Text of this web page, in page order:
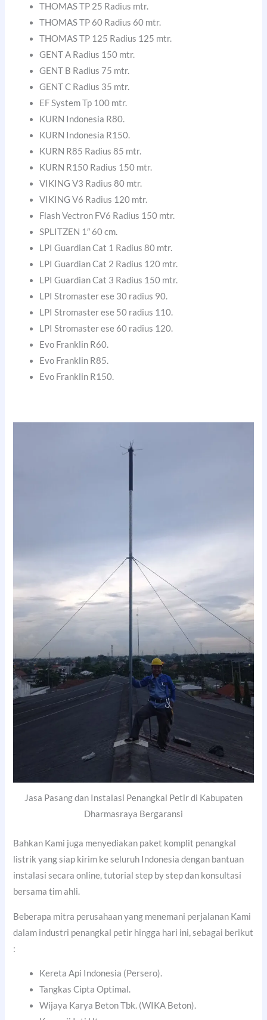
THOMAS TP 25 Radius mtr.
THOMAS TP 60 Radius 60 mtr.
THOMAS TP 125 Radius 125 mtr.
GENT A Radius 150 mtr.
GENT B Radius 75 mtr.
GENT C Radius 35 mtr.
EF System Tp 100 mtr.
KURN Indonesia R80.
KURN Indonesia R150.
KURN R85 Radius 85 mtr.
KURN R150 Radius 150 mtr.
VIKING V3 Radius 80 mtr.
VIKING V6 Radius 120 mtr.
Flash Vectron FV6 Radius 150 mtr.
SPLITZEN 1″ 60 cm.
LPI Guardian Cat 1 Radius 80 mtr.
LPI Guardian Cat 2 Radius 120 mtr.
LPI Guardian Cat 3 Radius 150 mtr.
LPI Stromaster ese 30 radius 90.
LPI Stromaster ese 50 radius 110.
LPI Stromaster ese 60 radius 120.
Evo Franklin R60.
Evo Franklin R85.
Evo Franklin R150.
Jasa Pasang dan Instalasi Penangkal Petir di Kabupaten
Dharmasraya Bergaransi
Bahkan Kami juga menyediakan paket komplit penangkal
listrik yang siap kirim ke seluruh Indonesia dengan bantuan
instalasi secara online, tutorial step by step dan konsultasi
bersama tim ahli.
Beberapa mitra perusahaan yang menemani perjalanan Kami
dalam industri penangkal petir hingga hari ini, sebagai berikut
:
Kereta Api Indonesia (Persero).
Tangkas Cipta Optimal.
Wijaya Karya Beton Tbk. (WIKA Beton).